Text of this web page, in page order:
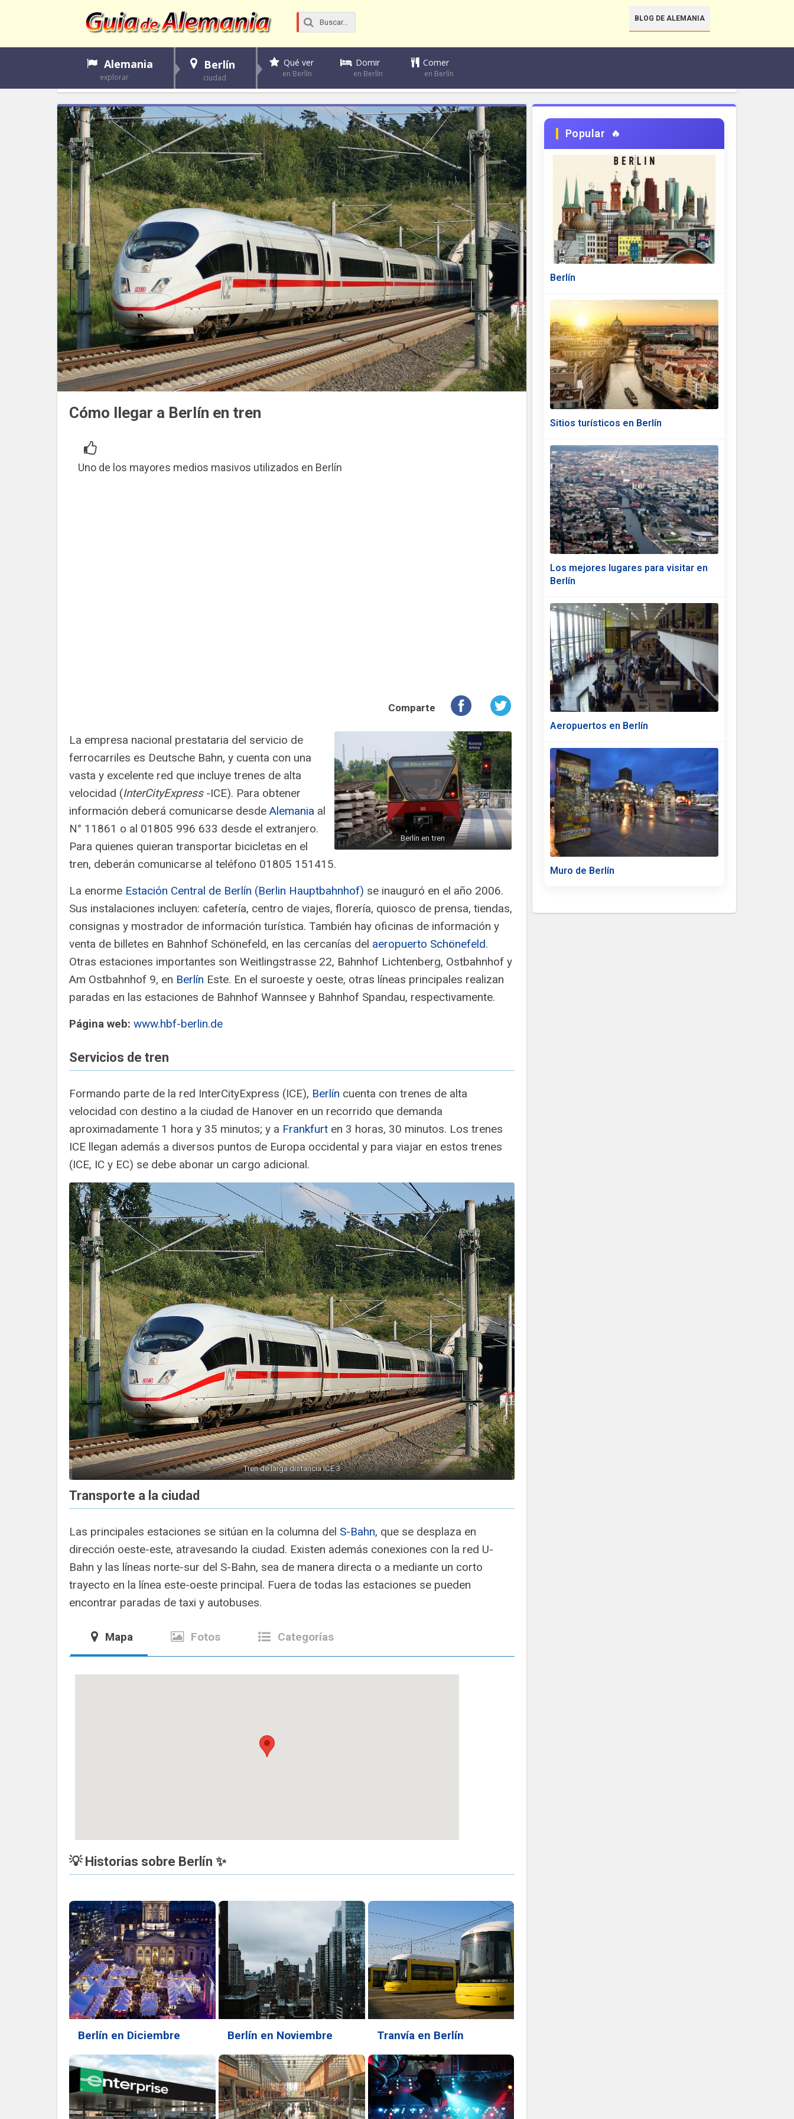
BLOG DE ALEMANIA
Alemania
explorar
Berlín
ciudad
Qué ver
en Berlín
Domir
en Berlín
Comer
en Berlín
Cómo llegar a Berlín en tren
Uno de los mayores medios masivos utilizados en Berlín
Comparte
Berlín en tren
La empresa nacional prestataria del servicio de
ferrocarriles es Deutsche Bahn, y cuenta con una
vasta y excelente red que incluye trenes de alta
velocidad (InterCityExpress-ICE). Para obtener
información deberá comunicarse desde Alemania al
N° 11861 o al 01805 996 633 desde el extranjero.
Para quienes quieran transportar bicicletas en el
tren, deberán comunicarse al teléfono 01805 151415.
La enorme Estación Central de Berlín (Berlin Hauptbahnhof) se inauguró en el año 2006.
Sus instalaciones incluyen: cafetería, centro de viajes, florería, quiosco de prensa, tiendas,
consignas y mostrador de información turística. También hay oficinas de información y
venta de billetes en Bahnhof Schönefeld, en las cercanías del aeropuerto Schönefeld.
Otras estaciones importantes son Weitlingstrasse 22, Bahnhof Lichtenberg, Ostbahnhof y
Am Ostbahnhof 9, en Berlín Este. En el suroeste y oeste, otras líneas principales realizan
paradas en las estaciones de Bahnhof Wannsee y Bahnhof Spandau, respectivamente.
Página web: www.hbf-berlin.de
Servicios de tren
Formando parte de la red InterCityExpress (ICE), Berlín cuenta con trenes de alta
velocidad con destino a la ciudad de Hanover en un recorrido que demanda
aproximadamente 1 hora y 35 minutos; y a Frankfurt en 3 horas, 30 minutos. Los trenes
ICE llegan además a diversos puntos de Europa occidental y para viajar en estos trenes
(ICE, IC y EC) se debe abonar un cargo adicional.
Tren de larga distancia ICE 3
Transporte a la ciudad
Las principales estaciones se sitúan en la columna del S-Bahn, que se desplaza en
dirección oeste-este, atravesando la ciudad. Existen además conexiones con la red U-
Bahn y las líneas norte-sur del S-Bahn, sea de manera directa o a mediante un corto
trayecto en la línea este-oeste principal. Fuera de todas las estaciones se pueden
encontrar paradas de taxi y autobuses.
Mapa Fotos Categorías
💡 Historias sobre Berlín ✨
Berlín en Diciembre Berlín en Noviembre Tranvía en Berlín
Popular
Berlín
Sitios turísticos en Berlín
Los mejores lugares para visitar en
Berlín
Aeropuertos en Berlín
Muro de Berlín